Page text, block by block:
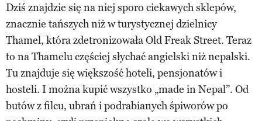
Dziś znajdzie się na niej sporo ciekawych sklepów,
znacznie tańszych niż w turystycznej dzielnicy
Thamel, która zdetronizowała Old Freak Street. Teraz
to na Thamelu częściej słychać angielski niż nepalski.
Tu znajduje się większość hoteli, pensjonatów i
hosteli. I można kupić wszystko „made in Nepal”. Od
butów z filcu, ubrań i podrabianych śpiworów po